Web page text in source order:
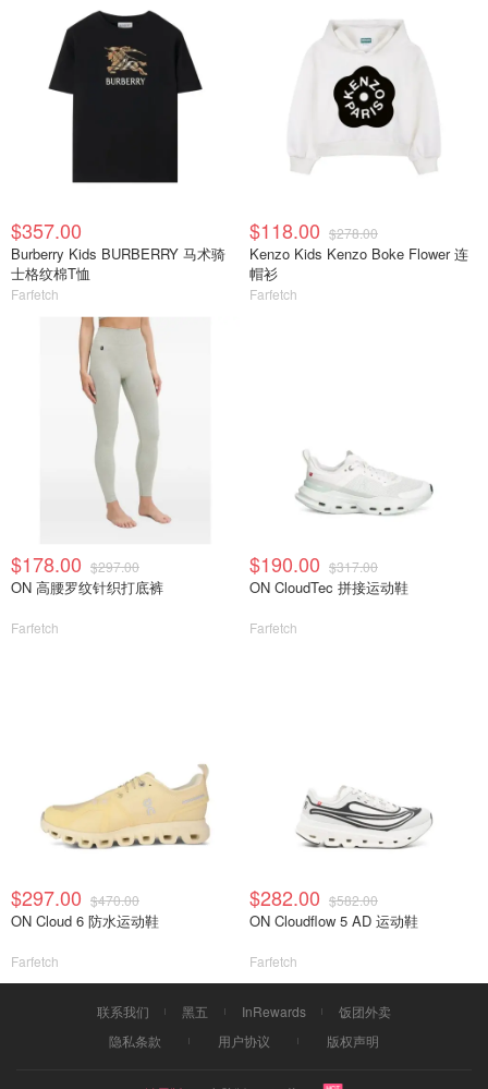
$357.00
Burberry Kids BURBERRY 马术骑
士格纹棉T恤
Farfetch
$118.00 $278.00
Kenzo Kids Kenzo Boke Flower 连
帽衫
Farfetch
$178.00 $297.00
ON 高腰罗纹针织打底裤
Farfetch
$190.00 $317.00
ON CloudTec 拼接运动鞋
Farfetch
$297.00 $470.00
ON Cloud 6 防水运动鞋
Farfetch
$282.00 $582.00
ON Cloudflow 5 AD 运动鞋
Farfetch
联系我们 黑五 InRewards
饭团外卖
隐私条款
用户协议 版权声明